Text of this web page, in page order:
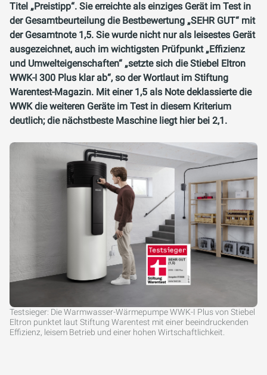
Titel „Preistipp“. Sie erreichte als einziges Gerät im Test in
der Gesamtbeurteilung die Bestbewertung „SEHR GUT“ mit
der Gesamtnote 1,5. Sie wurde nicht nur als leisestes Gerät
ausgezeichnet, auch im wichtigsten Prüfpunkt „Effizienz
und Umwelteigenschaften“ „setzte sich die Stiebel Eltron
WWK-I 300 Plus klar ab“, so der Wortlaut im Stiftung
Warentest-Magazin. Mit einer 1,5 als Note deklassierte die
WWK die weiteren Geräte im Test in diesem Kriterium
deutlich; die nächstbeste Maschine liegt hier bei 2,1.
Testsieger: Die Warmwasser-Wärmepumpe WWK-I Plus von Stiebel
Eltron punktet laut Stiftung Warentest mit einer beeindruckenden
Effizienz, leisem Betrieb und einer hohen Wirtschaftlichkeit.